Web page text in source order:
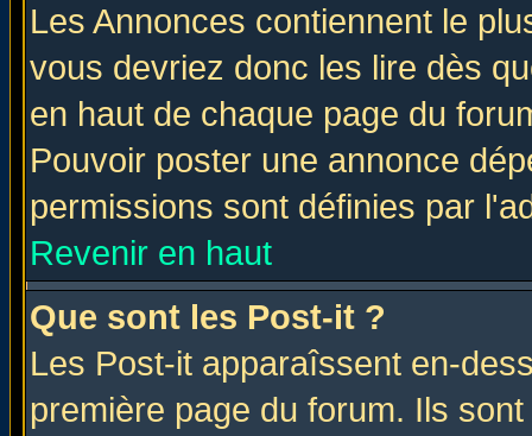
Les Annonces contiennent le
vous devriez donc les lire dès
en haut de chaque page du
Pouvoir poster une annonce
permissions sont définies par
Revenir en haut
Que sont les Post-it ?
Les Post-it apparaîssent en-
première page du forum. Ils